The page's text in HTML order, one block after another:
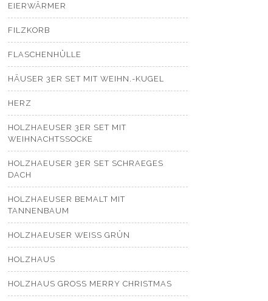
EIERWÄRMER
FILZKORB
FLASCHENHÜLLE
HÄUSER 3ER SET MIT WEIHN.-KUGEL
HERZ
HOLZHAEUSER 3ER SET MIT
WEIHNACHTSSOCKE
HOLZHAEUSER 3ER SET SCHRAEGES
DACH
HOLZHAEUSER BEMALT MIT
TANNENBAUM
HOLZHAEUSER WEISS GRÜN
HOLZHAUS
HOLZHAUS GROSS MERRY CHRISTMAS